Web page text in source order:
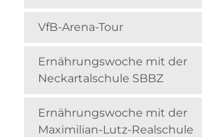
VfB-Arena-Tour
Ernährungswoche mit der
Neckartalschule SBBZ
Ernährungswoche mit der
Maximilian-Lutz-Realschule